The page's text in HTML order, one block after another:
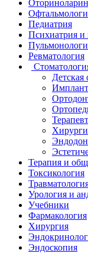
Педиатрия
Психиатрия и
Ревматология
Детская
Терапия и
Токсикология
Урология и
Учебники
Фармакология
Хирургия
Эндоскопия